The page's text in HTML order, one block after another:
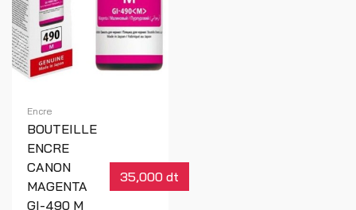
Encre
BOUTEILLE
ENCRE
CANON
MAGENTA
GI-490 M
35,000 dt